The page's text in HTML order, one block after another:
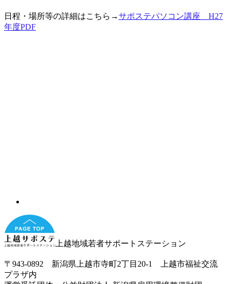
日程・場所等の詳細はこちら→サポステパソコン講座 H27
年度PDF
上越地域若者サポートステーション
〒943-0892 新潟県上越市寺町2丁目20-1 上越市福祉交流
プラザ内